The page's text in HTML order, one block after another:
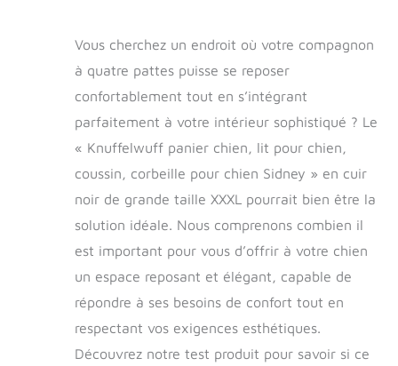
Vous cherchez un endroit où votre compagnon
à quatre pattes puisse se reposer
confortablement tout en s’intégrant
parfaitement à votre intérieur sophistiqué ? Le
« Knuffelwuff panier chien, lit pour chien,
coussin, corbeille pour chien Sidney » en cuir
noir de grande taille XXXL pourrait bien être la
solution idéale. Nous comprenons combien il
est important pour vous d’offrir à votre chien
un espace reposant et élégant, capable de
répondre à ses besoins de confort tout en
respectant vos exigences esthétiques.
Découvrez notre test produit pour savoir si ce